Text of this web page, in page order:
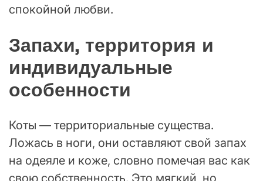
спокойной любви.
Запахи, территория и
индивидуальные
особенности
Коты — территориальные существа.
Ложась в ноги, они оставляют свой запах
на одеяле и коже, словно помечая вас как